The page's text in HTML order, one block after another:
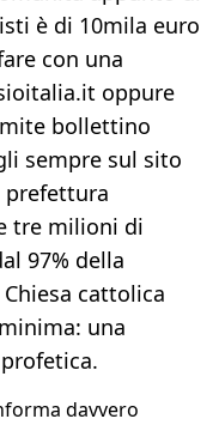
è di 10mila euro
con una
oppure
bollettino
sempre sul sito
prefettura
tre milioni di
97% della
cattolica
una
davvero​